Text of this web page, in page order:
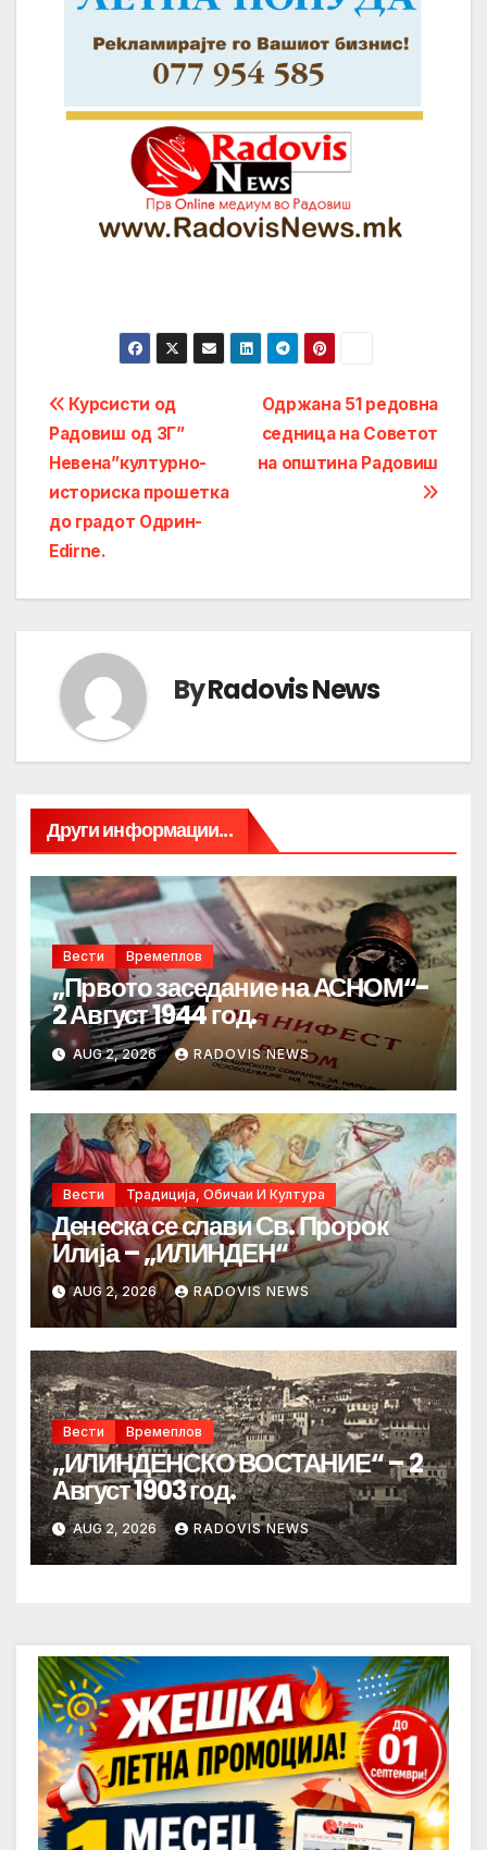
Post
navigation
Одржана 51 редовна
седница на Советот
на општина Радовиш
Курсисти од
Радовиш од ЗГ”
Невена”културно-
историска прошетка
до градот Одрин-
Edirne.
ByRadovis News
Други информации...
Вести Времеплов
„Првото заседание на АСНОМ“-
2 Август 1944 год.
AUG 2, 2026 RADOVIS NEWS
Вести Традиција, Обичаи И Култура
Денеска се слави Св. Пророк
Илија – „ИЛИНДЕН“
AUG 2, 2026 RADOVIS NEWS
Вести Времеплов
„ИЛИНДЕНСКО ВОСТАНИЕ“ – 2
Август 1903 год.
AUG 2, 2026 RADOVIS NEWS